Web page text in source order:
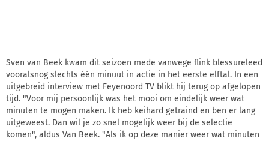
Sven van Beek kwam dit seizoen mede vanwege flink blessureleed
vooralsnog slechts één minuut in actie in het eerste elftal. In een
uitgebreid interview met Feyenoord TV blikt hij terug op afgelopen
tijd. "Voor mij persoonlijk was het mooi om eindelijk weer wat
minuten te mogen maken. Ik heb keihard getraind en ben er lang
uitgeweest. Dan wil je zo snel mogelijk weer bij de selectie
komen", aldus Van Beek. "Als ik op deze manier weer wat minuten